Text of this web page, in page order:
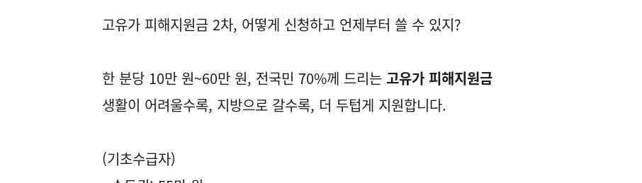
고유가 피해지원금 2차, 어떻게 신청하고 언제부터 쓸 수 있지?
한 분당 10만 원~60만 원, 전국민 70%께 드리는 고유가 피해지원금
생활이 어려울수록, 지방으로 갈수록, 더 두텁게 지원합니다.
(기초수급자)